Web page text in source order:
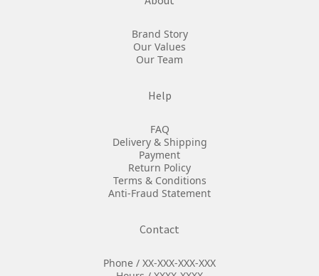
Brand Story
Our Values
Our Team
Help
FAQ
Delivery & Shipping
Payment
Return Policy
Terms & Conditions
Anti-Fraud Statement
Contact
Phone / XX-XXX-XXX-XXX